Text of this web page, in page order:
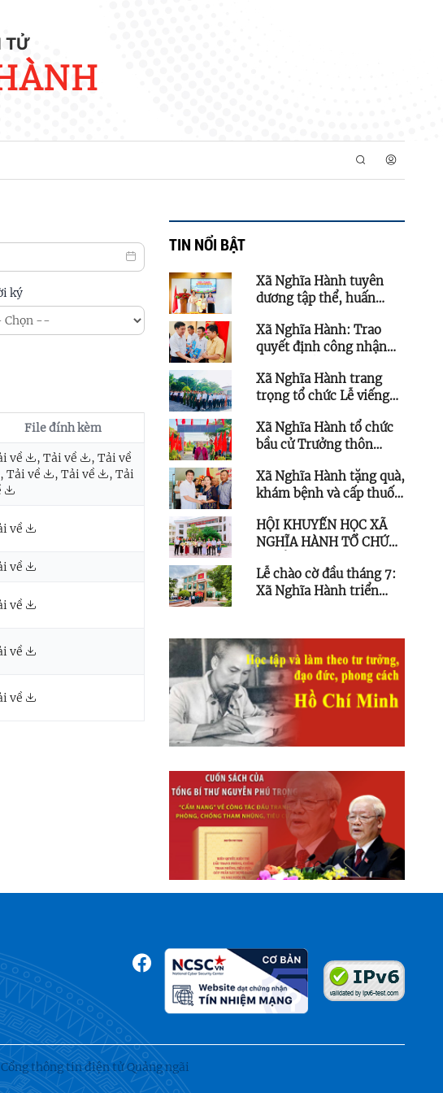
TỬ
ký
File đính kèm
về , Tải về , Tải về
, Tải về , Tải về , Tải
về
về
về
về
về
TIN NỔI BẬT
Xã Nghĩa Hành tuyên
dương tập thể, huấn
viên đạt thành tích xuất
sắc tại Đại hội Thể dục
Ngãi lần thứ I
Xã Nghĩa Hành: Trao
quyết định công nhận
Trưởng thôn
Xã Nghĩa Hành trang
trọng tổ chức Lễ viếng
nhân kỷ niệm 79 năm
Ngày Thương binh –
Xã Nghĩa Hành tổ chức
bầu cử Trưởng thôn
Xã Nghĩa Hành tặng quà,
khám bệnh và cấp thuốc
công với cách mạng,
thân nhân liệt sĩ
HỘI KHUYẾN HỌC XÃ
NGHĨA HÀNH TỔ CHỨC
SINH ĐẠT KẾT QUẢ CAO
TRONG KỲ THI THPT
Lễ chào cờ đầu tháng 7:
Xã Nghĩa Hành triển
Cổng thông tin điện tử Quảng ngãi